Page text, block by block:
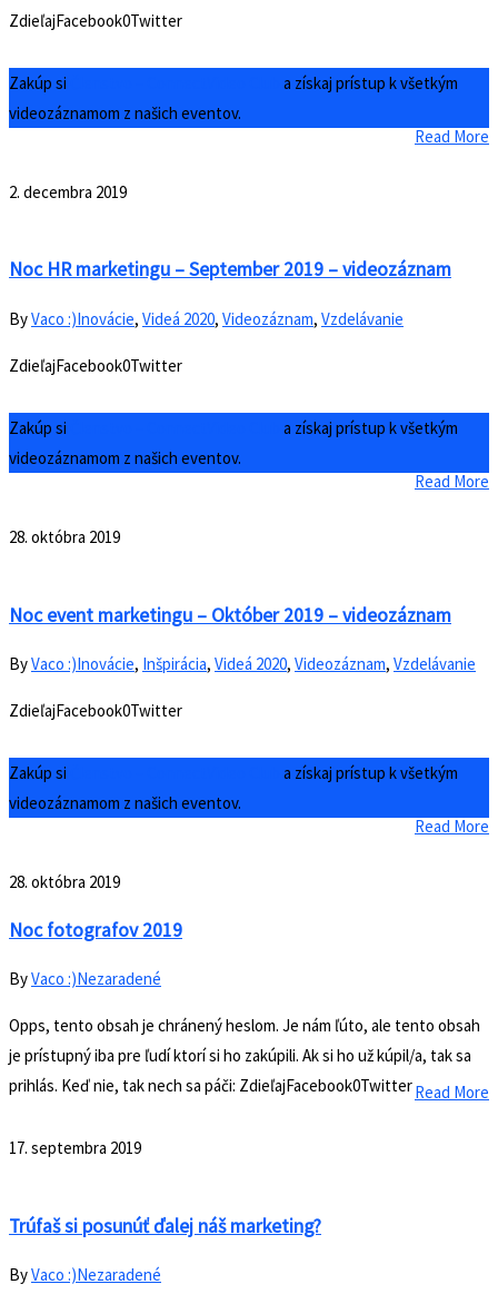
ZdieľajFacebook0Twitter
Zakúp si
a získaj prístup k všetkým
videozáznamom z našich eventov.
Read More
2. decembra 2019
Noc HR marketingu – September 2019 – videozáznam
ByVaco :)Inovácie, Videá 2020, Videozáznam, Vzdelávanie
ZdieľajFacebook0Twitter
Zakúp si
a získaj prístup k všetkým
videozáznamom z našich eventov.
Read More
28. októbra 2019
Noc event marketingu – Október 2019 – videozáznam
ByVaco :)Inovácie, Inšpirácia, Videá 2020, Videozáznam, Vzdelávanie
ZdieľajFacebook0Twitter
Zakúp si
a získaj prístup k všetkým
videozáznamom z našich eventov.
Read More
28. októbra 2019
Noc fotografov 2019
ByVaco :)Nezaradené
Opps, tento obsah je chránený heslom. Je nám ľúto, ale tento obsah
je prístupný iba pre ľudí ktorí si ho zakúpili. Ak si ho už kúpil/a, tak sa
prihlás. Keď nie, tak nech sa páči: ZdieľajFacebook0TwitterRead More
17. septembra 2019
Trúfaš si posunúť ďalej náš marketing?
ByVaco :)Nezaradené